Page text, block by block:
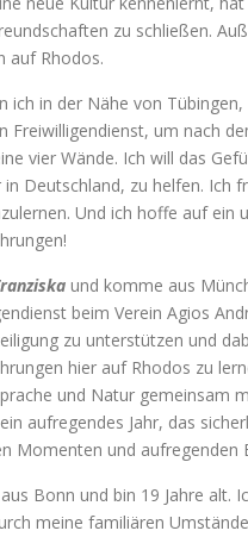
zu schließen.
auf Rhodos.
ich in der Nähe von
um nach
vier Wände. Ich will das
Deutschland, zu helfen. Ich
Und ich hoffe auf ein
und komme aus
beim Verein Agios
zu unterstützen und
hier auf Rhodos zu
und Natur gemeinsam
aufregendes Jahr, das
Momenten und aufregenden
Bonn und bin 19 Jahre alt.
meine familiären